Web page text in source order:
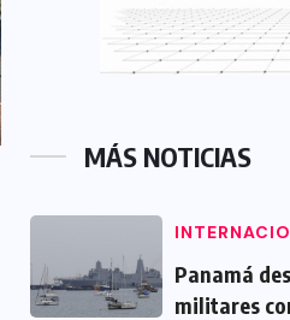
MÁS NOTICIAS
Panamá
militares